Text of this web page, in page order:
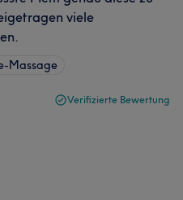
viele
Massage
Verifizierte Bewertung